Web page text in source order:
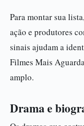
Para montar sua
ação e produtores
sinais ajudam a
Filmes Mais
amplo.
Drama e